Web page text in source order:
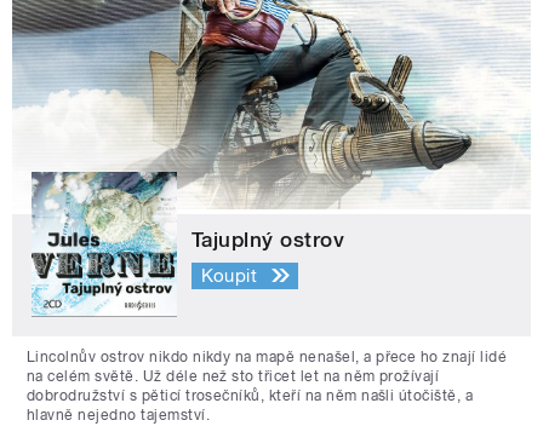
Tajuplný ostrov
Koupit
Lincolnův ostrov nikdo nikdy na mapě nenašel, a přece ho znají lidé
na celém světě. Už déle než sto třicet let na něm prožívají
dobrodružství s pěticí trosečníků, kteří na něm našli útočiště, a
hlavně nejedno tajemství.